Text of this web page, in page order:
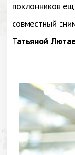
поклонников
совместный
Татьяной